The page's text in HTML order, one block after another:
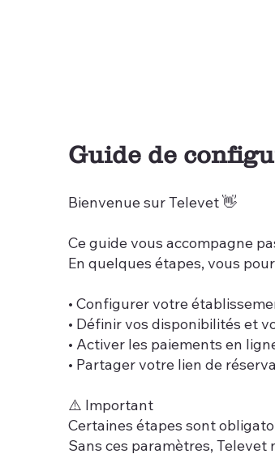
Guide de
Bienvenue sur Televet 👋
Ce guide vous accompagne
En quelques étapes, vous
• Configurer votre
• Définir vos disponibilités et
• Activer les paiements en
• Partager votre lien de
⚠️ Important
Certaines étapes sont
Sans ces paramètres,